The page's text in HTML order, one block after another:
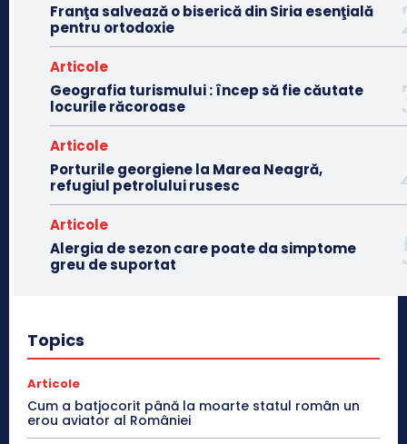
Franţa salvează o biserică din Siria esenţială
pentru ortodoxie
Articole
Geografia turismului : încep să fie căutate
locurile răcoroase
Articole
Porturile georgiene la Marea Neagră,
refugiul petrolului rusesc
Articole
Alergia de sezon care poate da simptome
greu de suportat
Topics
Articole
Cum a batjocorit până la moarte statul român un
erou aviator al României